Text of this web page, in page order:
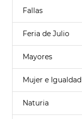
Fallas
Feria de Julio
Mayores
Mujer e Igualdad
Naturia